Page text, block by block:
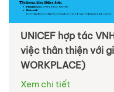
UNICEF hợp tác
việc thân thiện với
WORKPLACE)
Xem chi tiết